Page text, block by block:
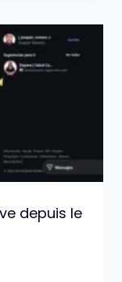
depuis le